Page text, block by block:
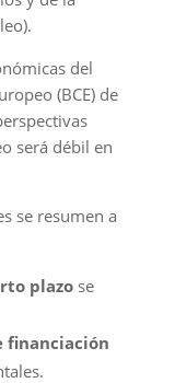
del
(BCE) de
será débil en
se resumen a
plazose
financiación